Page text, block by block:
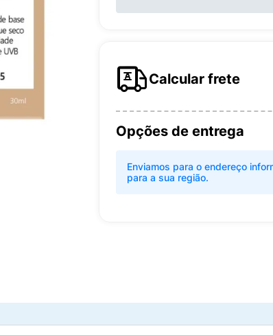
Calcular frete
Opções de entrega
Enviamos para o endereço
para a sua região.